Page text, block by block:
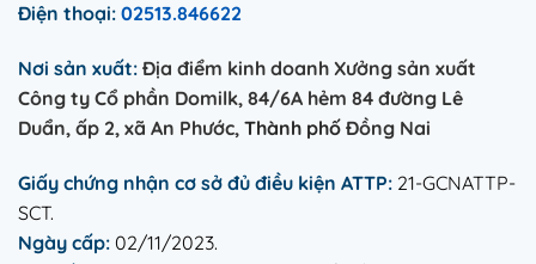
Điện thoại: 02513.846622
Nơi sản xuất: Địa điểm kinh doanh Xưởng sản xuất
Công ty Cổ phần Domilk, 84/6A hẻm 84 đường Lê
Duẩn, ấp 2, xã An Phước, Thành phố Đồng Nai
Giấy chứng nhận cơ sở đủ điều kiện ATTP: 21-GCNATTP-
SCT.
Ngày cấp: 02/11/2023.